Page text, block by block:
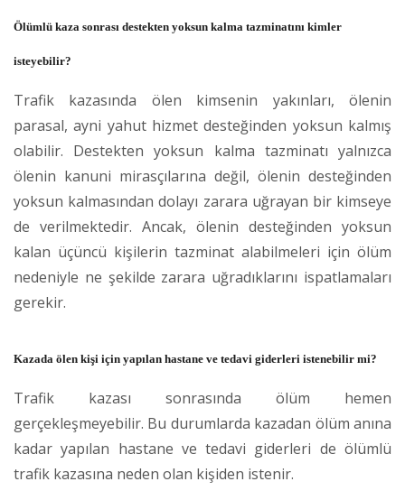
Ölümlü kaza sonrası destekten yoksun kalma tazminatını kimler
isteyebilir?
Trafik kazasında ölen kimsenin yakınları, ölenin
parasal, ayni yahut hizmet desteğinden yoksun kalmış
olabilir. Destekten yoksun kalma tazminatı yalnızca
ölenin kanuni mirasçılarına değil, ölenin desteğinden
yoksun kalmasından dolayı zarara uğrayan bir kimseye
de verilmektedir. Ancak, ölenin desteğinden yoksun
kalan üçüncü kişilerin tazminat alabilmeleri için ölüm
nedeniyle ne şekilde zarara uğradıklarını ispatlamaları
gerekir.
Kazada ölen kişi için yapılan hastane ve tedavi giderleri istenebilir mi?
Trafik kazası sonrasında ölüm hemen
gerçekleşmeyebilir. Bu durumlarda kazadan ölüm anına
kadar yapılan hastane ve tedavi giderleri de ölümlü
trafik kazasına neden olan kişiden istenir.